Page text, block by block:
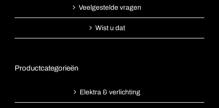
Veelgestelde vragen
Wist u dat
Productcategorieën
Elektra & verlichting